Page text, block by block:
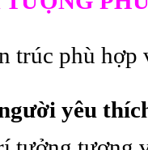
trúc phù hợp
yêu